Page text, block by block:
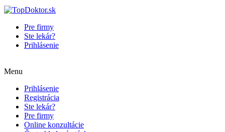
Pre firmy
Ste lekár?
Prihlásenie
Menu
Prihlásenie
Registrácia
Ste lekár?
Pre firmy
Online konzultácie